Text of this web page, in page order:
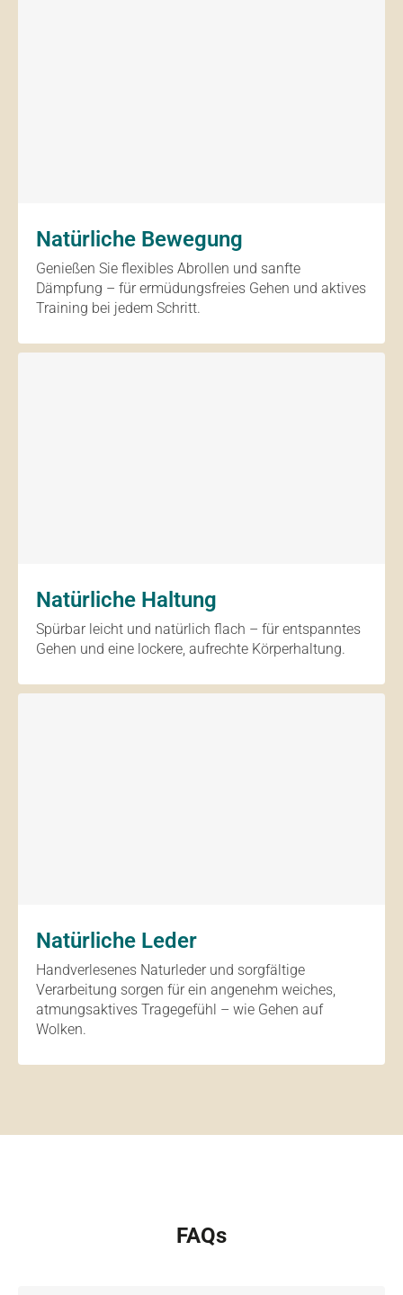
Natürliche Bewegung
Genießen Sie flexibles Abrollen und sanfte
Dämpfung – für ermüdungsfreies Gehen und aktives
Training bei jedem Schritt.
Natürliche Haltung
Spürbar leicht und natürlich flach – für entspanntes
Gehen und eine lockere, aufrechte Körperhaltung.
Natürliche Leder
Handverlesenes Naturleder und sorgfältige
Verarbeitung sorgen für ein angenehm weiches,
atmungsaktives Tragegefühl – wie Gehen auf
Wolken.
FAQs